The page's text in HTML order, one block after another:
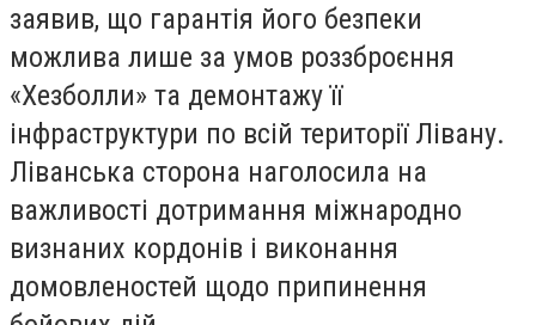
заявив, що гарантія його безпеки
можлива лише за умов роззброєння
«Хезболли» та демонтажу її
інфраструктури по всій території Лівану.
Ліванська сторона наголосила на
важливості дотримання міжнародно
визнаних кордонів і виконання
домовленостей щодо припинення